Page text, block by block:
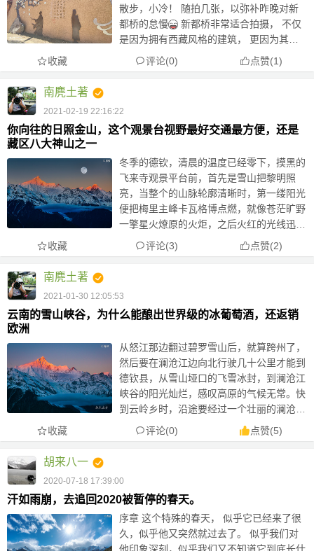
散步，小冷！ 随拍几张，以弥补昨晚对新
都桥的怠慢
新都桥非常适合拍摄， 不仅
是因为拥有西藏风格的建筑， 更因为其自
然风光打造了光与影的世界， 在这里，你
会发现神奇的光线，无垠的草原，金黄的柏
收藏 评论(0) 点赞(1)
南麂土著
2021-02-19 22:16:22
你向往的日照金山，这个观景台视野最好交通最方便，还是
藏区八大神山之一
冬季的德钦，清晨的温度已经零下，摸黑的
飞来寺观景平台前，首先是雪山把黎明照
亮，当整个的山脉轮廓清晰时，第一缕阳光
便把梅里主峰卡瓦格博点燃，就像苍茫旷野
一擎星火燎原的火炬，之后火红的光线迅速
下移铺展开来，像一幅开启新的一天的大
幕，顿时整个山谷一片金光，人们齐声欢
收藏 评论(3) 点赞(2)
南麂土著
2021-01-30 12:05:53
云南的雪山峡谷，为什么能酿出世界级的冰葡萄酒，还返销
欧洲
从怒江那边翻过碧罗雪山后，就算跨州了，
然后要在澜沧江边向北行驶几十公里才能到
德钦县，从雪山垭口的飞雪冰封，到澜沧江
峡谷的阳光灿烂，感叹高原的气候无常。快
到云岭乡时，沿途要经过一个壮丽的澜沧江
大拐弯，冬季的江水像一条碧绿的锦带。
其实在飞来寺就为了这一刻的日照金山，吃
收藏 评论(0) 点赞(5)
胡来八一
2020-07-18 17:39:00
汗如雨崩，去追回2020被暂停的春天。
序章 这个特殊的春天， 似乎它已经来了很
久，似乎他又突然就过去了。 似乎我们对